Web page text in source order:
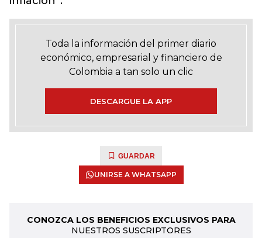
Toda la información del primer diario
económico, empresarial y financiero de
Colombia a tan solo un clic
DESCARGUE LA APP
GUARDAR
UNIRSE A WHATSAPP
CONOZCA LOS BENEFICIOS EXCLUSIVOS PARA
NUESTROS SUSCRIPTORES